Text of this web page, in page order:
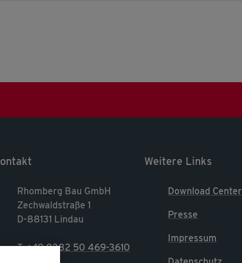
Rhomberg Bau GmbH
Zechwaldstraße 1
D-88131 Lindau
T.+49 8382 50 469-3610
Weitere Links
Download Center
Presse
Impressum